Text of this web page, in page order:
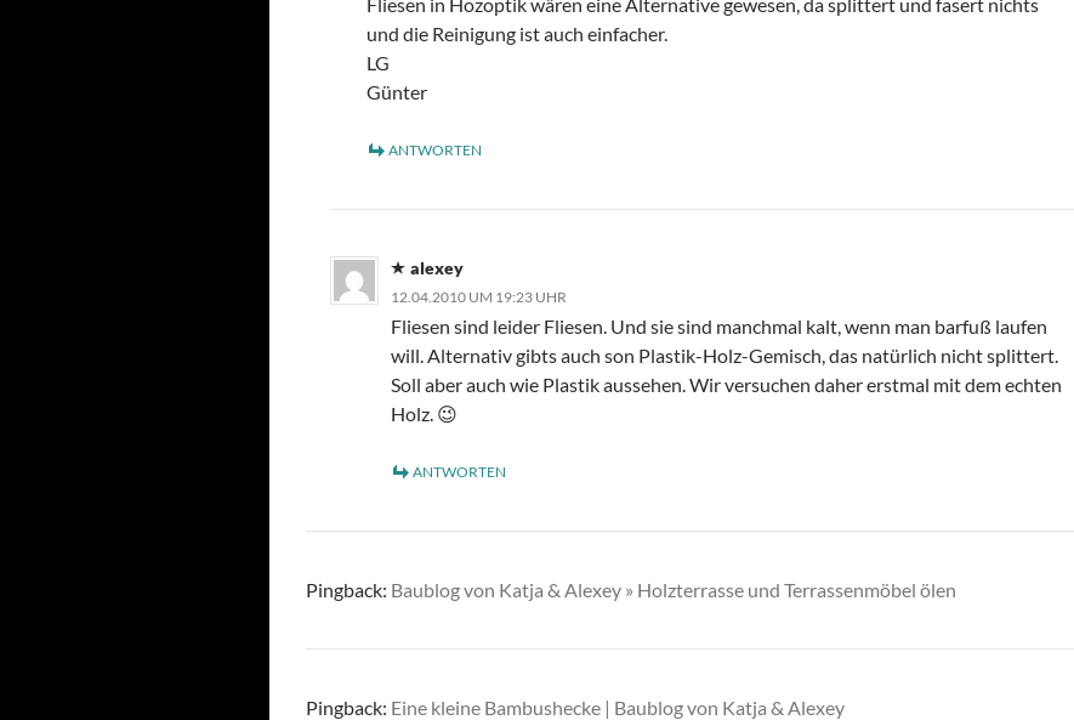
und die Reinigung ist auch einfacher.
LG
Günter
ANTWORTEN
alexey
12.04.2010 UM 19:23 UHR
Fliesen sind leider Fliesen. Und sie sind manchmal kalt, wenn man barfuß laufen
will. Alternativ gibts auch son Plastik-Holz-Gemisch, das natürlich nicht splittert.
Soll aber auch wie Plastik aussehen. Wir versuchen daher erstmal mit dem echten
Holz. 😉
ANTWORTEN
Pingback: Baublog von Katja & Alexey » Holzterrasse und Terrassenmöbel ölen
Pingback: Eine kleine Bambushecke | Baublog von Katja & Alexey